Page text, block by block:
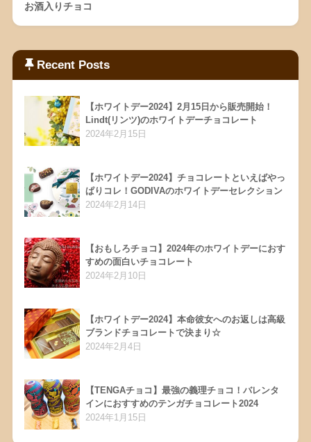
お酒入りチョコ
Recent Posts
【ホワイトデー2024】2月15日から販売開始！
Lindt(リンツ)のホワイトデーチョコレート
2024年2月15日
【ホワイトデー2024】チョコレートといえばやっ
ぱりコレ！GODIVAのホワイトデーセレクション
2024年2月14日
【おもしろチョコ】2024年のホワイトデーにおす
すめの面白いチョコレート
2024年2月10日
【ホワイトデー2024】本命彼女へのお返しは高級
ブランドチョコレートで決まり☆
2024年2月4日
【TENGAチョコ】最強の義理チョコ！バレンタ
インにおすすめのテンガチョコレート2024
2024年1月15日